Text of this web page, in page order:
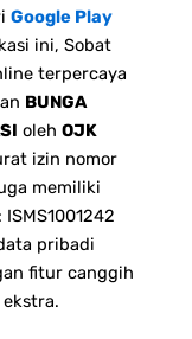
Google Play
ini, Sobat
terpercaya
BUNGA
oleh OJK
izin nomor
memiliki
pribadi
fitur canggih